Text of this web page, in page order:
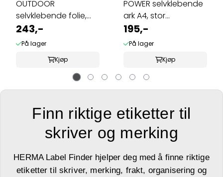
OUTDOOR
selvklebende folie,
A4, 10 ark, 210x297 ...
243,-
På lager
Kjøp
POWER selvklebende
ark A4, stor
klebeevne, ...
195,-
På lager
Kjøp
Finn riktige etiketter til
skriver og merking
HERMA Label Finder hjelper deg med å finne riktige
etiketter til skriver, merking, frakt, organisering og